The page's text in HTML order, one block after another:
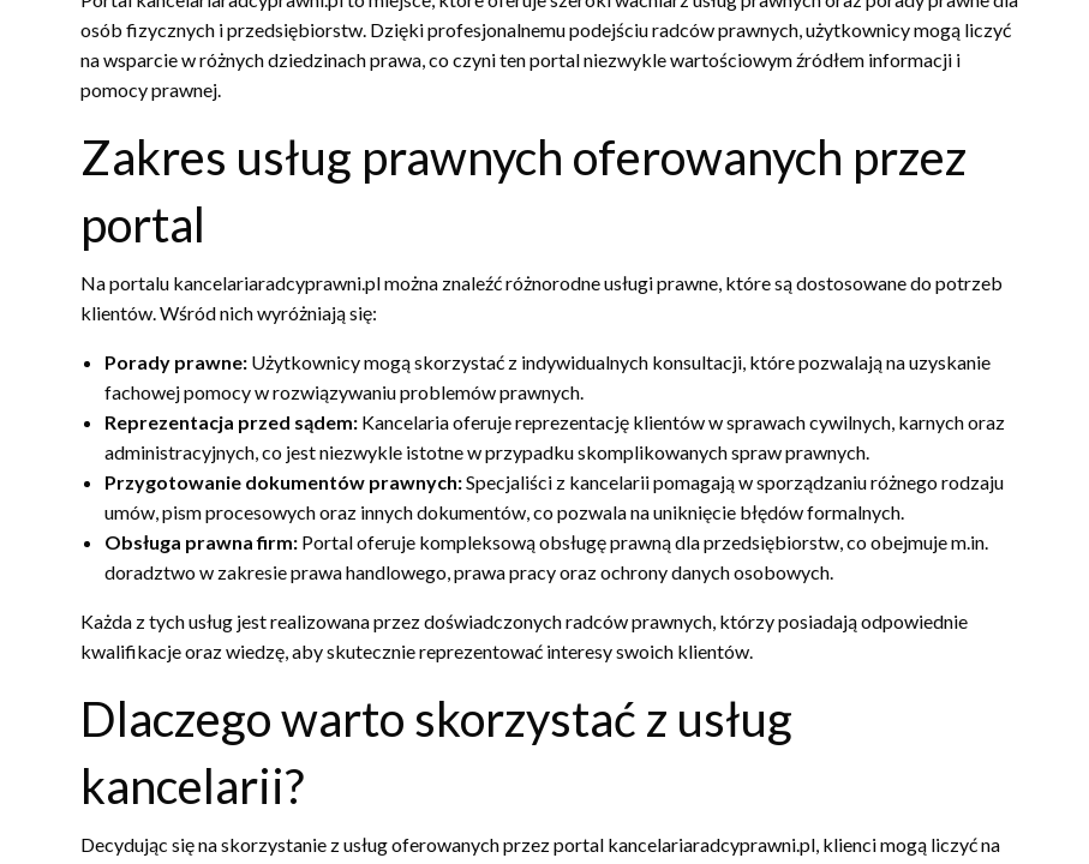
osób fizycznych i przedsiębiorstw. Dzięki profesjonalnemu podejściu radców prawnych, użytkownicy mogą liczyć
na wsparcie w różnych dziedzinach prawa, co czyni ten portal niezwykle wartościowym źródłem informacji i
pomocy prawnej.
Zakres usług prawnych oferowanych przez
portal
Na portalu kancelariaradcyprawni.pl można znaleźć różnorodne usługi prawne, które są dostosowane do potrzeb
klientów. Wśród nich wyróżniają się:
Porady prawne: Użytkownicy mogą skorzystać z indywidualnych konsultacji, które pozwalają na uzyskanie
fachowej pomocy w rozwiązywaniu problemów prawnych.
Reprezentacja przed sądem: Kancelaria oferuje reprezentację klientów w sprawach cywilnych, karnych oraz
administracyjnych, co jest niezwykle istotne w przypadku skomplikowanych spraw prawnych.
Przygotowanie dokumentów prawnych:Specjaliści z kancelarii pomagają w sporządzaniu różnego rodzaju
umów, pism procesowych oraz innych dokumentów, co pozwala na uniknięcie błędów formalnych.
Obsługa prawna firm: Portal oferuje kompleksową obsługę prawną dla przedsiębiorstw, co obejmuje m.in.
doradztwo w zakresie prawa handlowego, prawa pracy oraz ochrony danych osobowych.
Każda z tych usług jest realizowana przez doświadczonych radców prawnych, którzy posiadają odpowiednie
kwalifikacje oraz wiedzę, aby skutecznie reprezentować interesy swoich klientów.
Dlaczego warto skorzystać z usług
kancelarii?
Decydując się na skorzystanie z usług oferowanych przez portal kancelariaradcyprawni.pl, klienci mogą liczyć na